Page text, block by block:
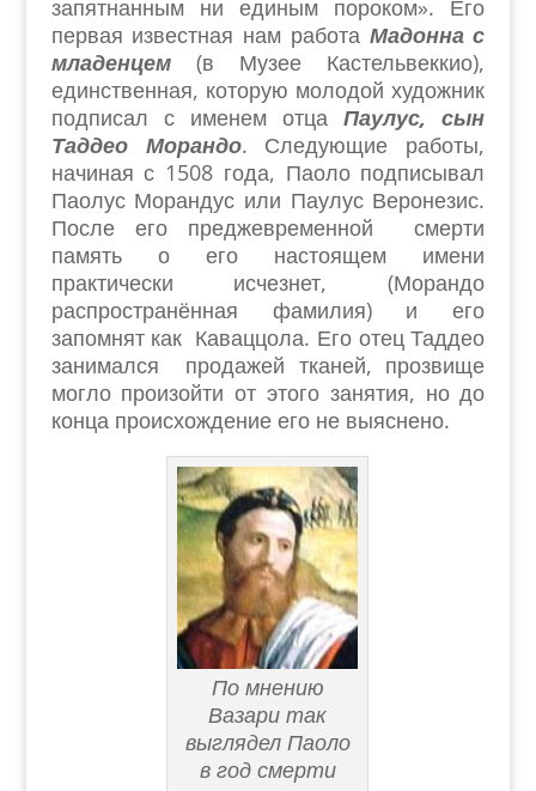
запятнанным ни единым пороком». Его
первая известная нам работа Мадонна с
младенцем (в Музее Кастельвеккио),
единственная, которую молодой художник
подписал с именем отцаПаулус, сын
Таддео Морандо. Следующие работы,
начиная с 1508 года, Паоло подписывал
Паолус Морандус или Паулус Веронезис.
После его преджевременной смерти
память о его настоящем имени
практически исчезнет, (Морандо
распространённая фамилия) и его
запомнят как Каваццола. Его отец Таддео
занимался продажей тканей, прозвище
могло произойти от этого занятия, но до
конца происхождение его не выяснено.
По мнению
Вазари так
выглядел Паоло
в год смерти